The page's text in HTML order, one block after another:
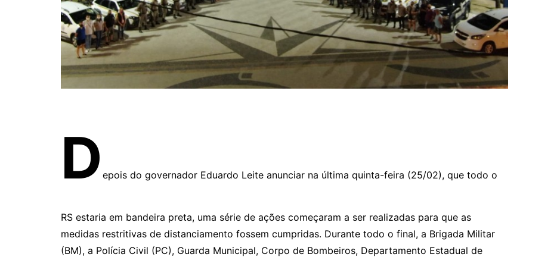
D epois do governador Eduardo Leite anunciar na última quinta-feira (25/02), que todo o
RS estaria em bandeira preta, uma série de ações começaram a ser realizadas para que as
medidas restritivas de distanciamento fossem cumpridas. Durante todo o final, a Brigada Militar
(BM), a Polícia Civil (PC), Guarda Municipal, Corpo de Bombeiros, Departamento Estadual de